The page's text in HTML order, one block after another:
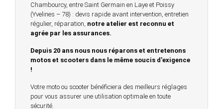
Chambourcy, entre Saint Germain en Laye et Poissy
(Yvelines – 78) : devis rapide avant intervention, entretien
régulier, réparation, notre atelier est reconnu et
agrée par les assurances.
Depuis 20 ans nous nous réparons et entretenons
motos et scooters dans le même soucis d'exigence
!
Votre moto ou scooter bénéficiera des meilleurs réglages
pour vous assurer une utilisation optimale en toute
sécurité.